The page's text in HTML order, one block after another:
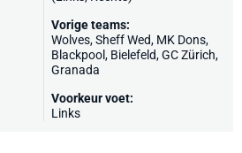
Vorige teams:
Wolves,Sheff Wed, MK Dons,
Blackpool, Bielefeld,GC Zürich,
Granada
Voorkeur voet:
Links